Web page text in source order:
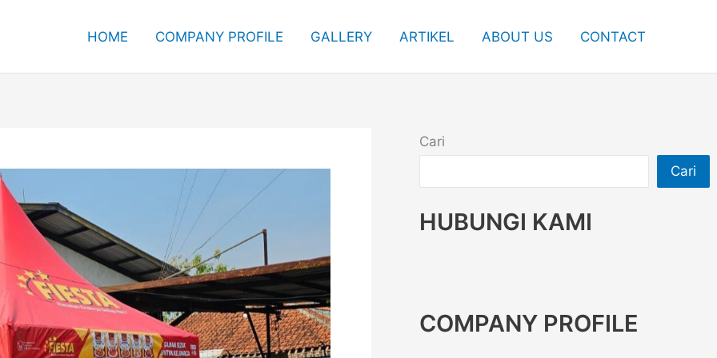
HOME COMPANY PROFILE GALLERY ARTIKEL ABOUT US CONTACT
Cari
Cari
HUBUNGI KAMI
COMPANY PROFILE